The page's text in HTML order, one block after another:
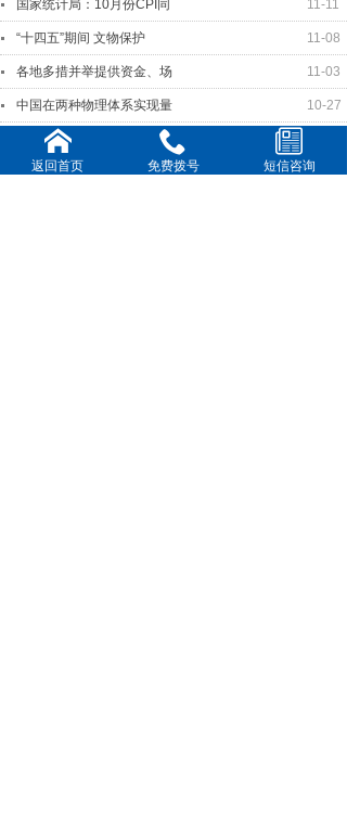
11-11
国家统计局：10月份CPI同
11-08
“十四五”期间 文物保护
11-03
各地多措并举提供资金、场
10-27
中国在两种物理体系实现量
返回首页 免费拨号 短信咨询